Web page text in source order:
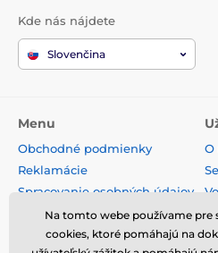
Kde nás nájdete
Slovenčina
Menu
Obchodné podmienky
Reklamácie
Spracovanie osobných údajov
Doprava a platba
Odstúpenie od zmluvy
O
Na tomto webe používame pre
cookies, ktoré pomáhajú na